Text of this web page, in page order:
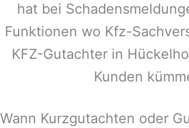
hat bei
Funktionen wo Kfz-
KFZ-Gutachter in
Kunden
Wann Kurzgutachten oder